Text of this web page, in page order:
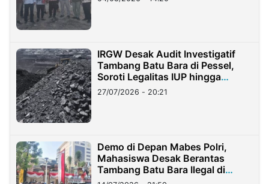
IRGW Desak Audit Investigatif
Tambang Batu Bara di Pessel,
Soroti Legalitas IUP hingga
Stockpile
27/07/2026 - 20:21
Demo di Depan Mabes Polri,
Mahasiswa Desak Berantas
Tambang Batu Bara Ilegal di
Lampung